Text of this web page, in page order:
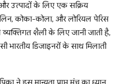
उत्पादों के लिए एक सक्रिय
कोका-कोला, और लोरियल पेरिस
शैली के लिए जानी जाती है,
डिजाइनरों के साथ मिलाती